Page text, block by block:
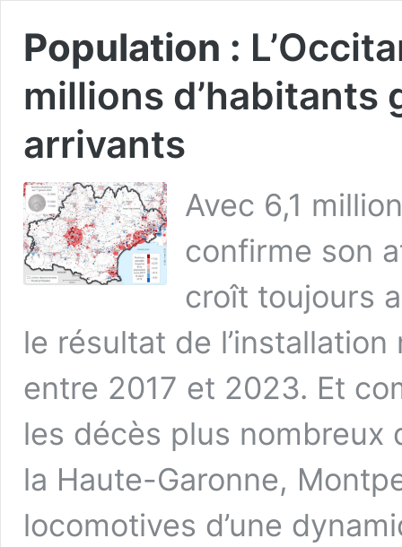
Population :
millions d’habitants
arrivants
Avec 6,1
confirme son
croît toujours
le résultat de
entre 2017 et 2023. Et
les décès plus nombreux
la Haute-Garonne,
locomotives d’une